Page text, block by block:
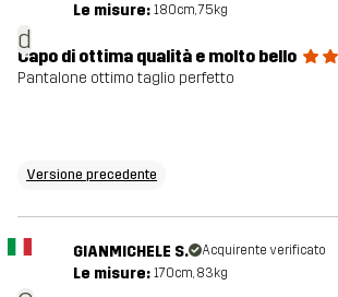
d
Le misure: 180cm, 75kg
Capo di ottima qualità e molto bello
Pantalone ottimo taglio perfetto
Versione precedente
GIANMICHELE S. Acquirente verificato
Le misure: 170cm, 83kg